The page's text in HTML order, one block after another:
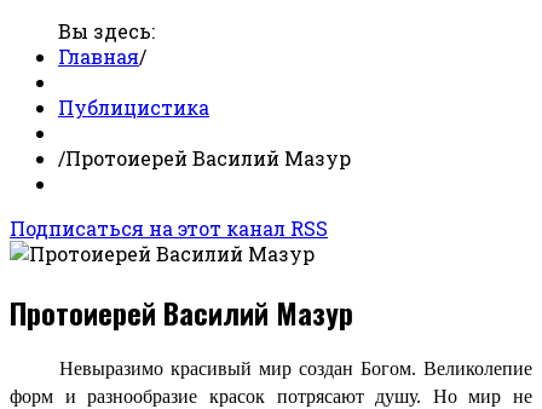
Вы здесь:
Главная/
Публицистика
/Протоиерей Василий Мазур
Подписаться на этот канал RSS
Протоиерей Василий Мазур
Невыразимо красивый мир создан Богом. Великолепие
форм и разнообразие красок потрясают душу. Но мир не